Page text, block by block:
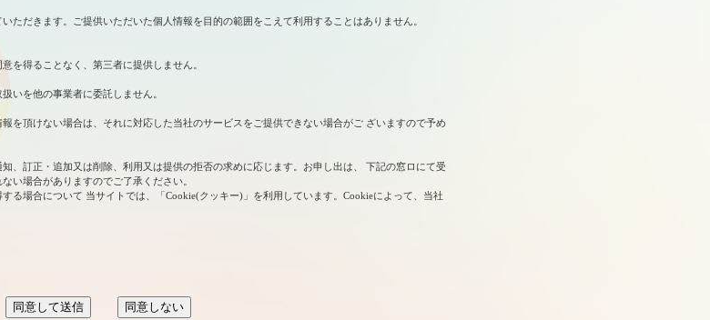
ただきます。ご提供いただいた個人情報を目的の範囲をこえて利用することはありません。
を得ることなく、第三者に提供しません。
いを他の事業者に委託しません。
を頂けない場合は、それに対応した当社のサービスをご提供できない場合がご ざいますので予め
、訂正・追加又は削除、利用又は提供の拒否の求めに応じます。お申し出は、 下記の窓ロにて受
い場合がありますのでご了承ください。
る場合について 当サイトでは、「Cookie(クッキー)」を利用しています。Cookieによって、当社